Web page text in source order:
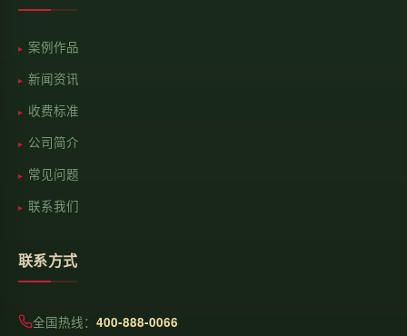
案例作品
新闻资讯
收费标准
公司简介
常见问题
联系我们
联系方式
全国热线： 400-888-0066